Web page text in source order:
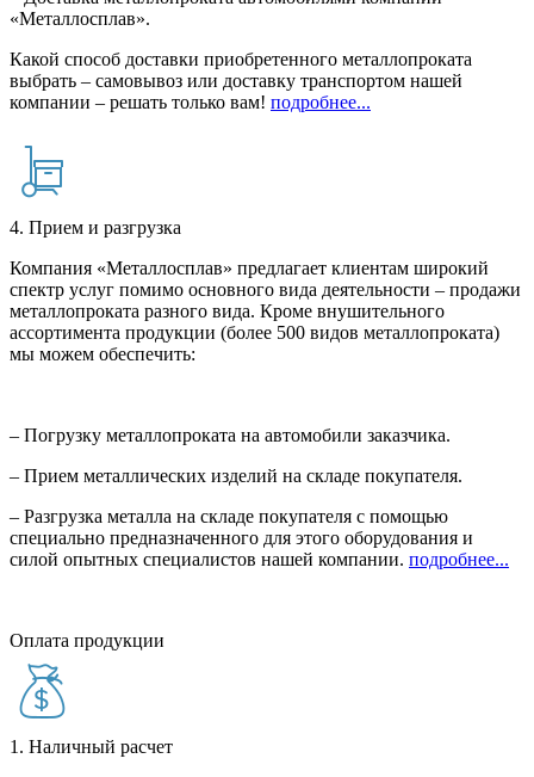
«Металлосплав».
Какой способ доставки приобретенного металлопроката
выбрать – самовывоз или доставку транспортом нашей
компании – решать только вам! подробнее...
4. Прием и разгрузка
Компания «Металлосплав» предлагает клиентам широкий
спектр услуг помимо основного вида деятельности – продажи
металлопроката разного вида. Кроме внушительного
ассортимента продукции (более 500 видов металлопроката)
мы можем обеспечить:
– Погрузку металлопроката на автомобили заказчика.
– Прием металлических изделий на складе покупателя.
– Разгрузка металла на складе покупателя с помощью
специально предназначенного для этого оборудования и
силой опытных специалистов нашей компании. подробнее...
Оплата продукции
1. Наличный расчет